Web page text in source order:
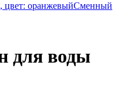
цвет: оранжевыйСменный
для воды